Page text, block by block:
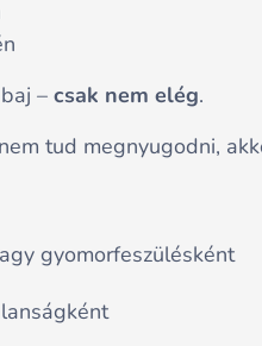
– csak nem elég.
tud megnyugodni,
gyomorfeszülésként